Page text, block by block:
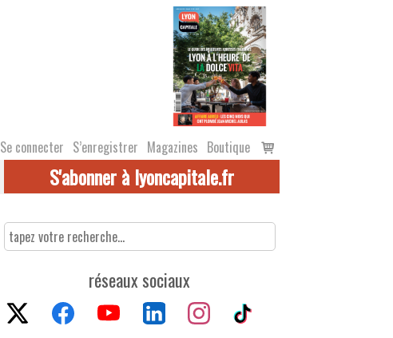
Se connecter S’enregistrer Magazines Boutique
Voir
le
S'abonner à lyoncapitale.fr
réseaux sociaux